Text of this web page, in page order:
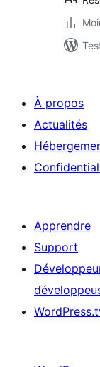
À propos
Actualités
Apprendre
Support